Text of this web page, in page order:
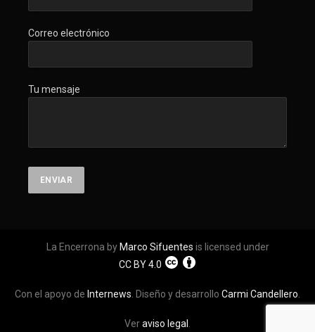
Correo electrónico
Tu mensaje
La Encerrona by Marco Sifuentes is licensed under
CC BY 4.0
Con el apoyo de Internews . Diseño y desarrollo Carmi Candellero
Veraviso legal